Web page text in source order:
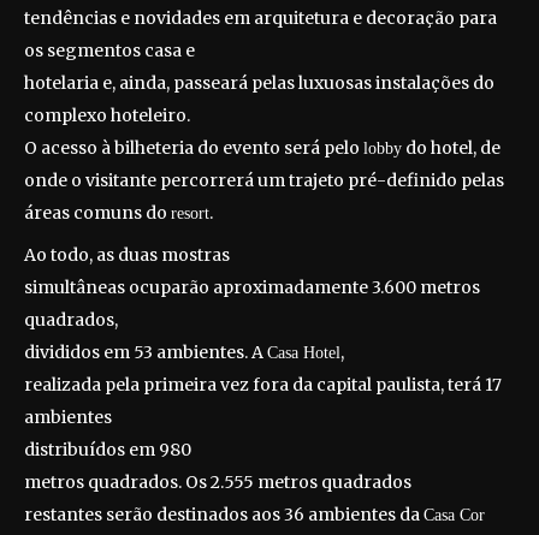
tendências e novidades em arquitetura e decoração para
os segmentos casa e
hotelaria e, ainda, passeará pelas luxuosas instalações do
complexo hoteleiro.
O acesso à bilheteria do evento será pelo lobby do hotel, de
onde o visitante percorrerá um trajeto pré-definido pelas
áreas comuns do resort.
Ao todo, as duas mostras
simultâneas ocuparão aproximadamente 3.600 metros
quadrados,
divididos em 53 ambientes. A Casa Hotel,
realizada pela primeira vez fora da capital paulista, terá 17
ambientes
distribuídos em 980
metros quadrados. Os 2.555 metros quadrados
restantes serão destinados aos 36 ambientes da Casa Cor